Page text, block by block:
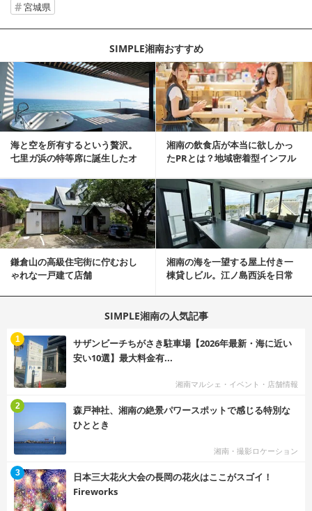
宮城県
SIMPLE湘南おすすめ
海と空を所有するという贅沢。
七里ガ浜の特等席に誕生したオ
湘南の飲食店が本当に欲しかっ
たPRとは？地域密着型インフル
記事を読む
鎌倉山の高級住宅街に佇むおし
ゃれな一戸建て店舗
湘南の海を一望する屋上付き一
棟貸しビル。江ノ島西浜を日常
記事を読む
SIMPLE湘南の人気記事
サザンビーチちがさき駐車場【2026年最新・海に近い
安い10選】最大料金有...
湘南マルシェ・イベント・店舗情報
1
森戸神社、湘南の絶景パワースポットで感じる特別な
ひととき
湘南・撮影ロケーション
2
日本三大花火大会の長岡の花火はここがスゴイ！
Fireworks
3